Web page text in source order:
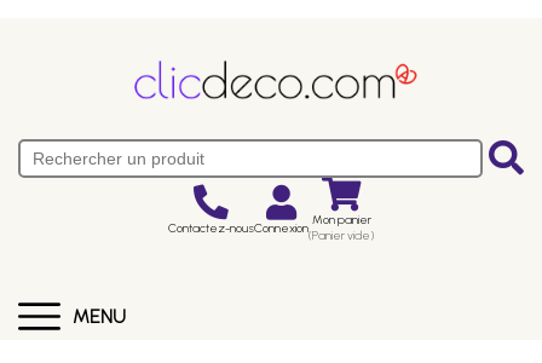
Contactez-nousConnexion Mon panier
(Panier vide)
MENU